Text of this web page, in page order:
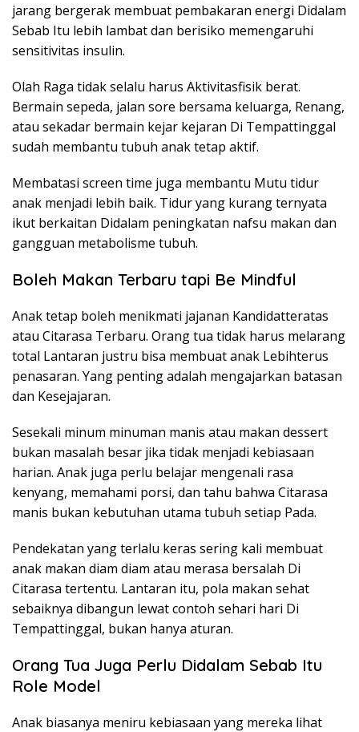
jarang bergerak membuat pembakaran energi Didalam
Sebab Itu lebih lambat dan berisiko memengaruhi
sensitivitas insulin.
Olah Raga tidak selalu harus Aktivitasfisik berat.
Bermain sepeda, jalan sore bersama keluarga, Renang,
atau sekadar bermain kejar kejaran Di Tempattinggal
sudah membantu tubuh anak tetap aktif.
Membatasi screen time juga membantu Mutu tidur
anak menjadi lebih baik. Tidur yang kurang ternyata
ikut berkaitan Didalam peningkatan nafsu makan dan
gangguan metabolisme tubuh.
Boleh Makan Terbaru tapi Be Mindful
Anak tetap boleh menikmati jajanan Kandidatteratas
atau Citarasa Terbaru. Orang tua tidak harus melarang
total Lantaran justru bisa membuat anak Lebihterus
penasaran. Yang penting adalah mengajarkan batasan
dan Kesejajaran.
Sesekali minum minuman manis atau makan dessert
bukan masalah besar jika tidak menjadi kebiasaan
harian. Anak juga perlu belajar mengenali rasa
kenyang, memahami porsi, dan tahu bahwa Citarasa
manis bukan kebutuhan utama tubuh setiap Pada.
Pendekatan yang terlalu keras sering kali membuat
anak makan diam diam atau merasa bersalah Di
Citarasa tertentu. Lantaran itu, pola makan sehat
sebaiknya dibangun lewat contoh sehari hari Di
Tempattinggal, bukan hanya aturan.
Orang Tua Juga Perlu Didalam Sebab Itu
Role Model
Anak biasanya meniru kebiasaan yang mereka lihat